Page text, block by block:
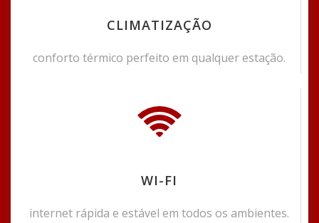
CLIMATIZAÇÃO
conforto térmico perfeito em qualquer estação.
WI-FI
internet rápida e estável em todos os ambientes.